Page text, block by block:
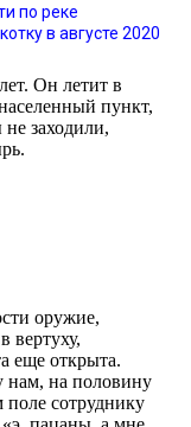
по реке
в августе 2020
Он летит в
пункт,
заходили,
оружие,
вертуху,
еще открыта.
нам, на половину
сотруднику